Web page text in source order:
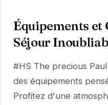
Équipements
Séjour
#HS The precious
des équipements
Profitez d'une